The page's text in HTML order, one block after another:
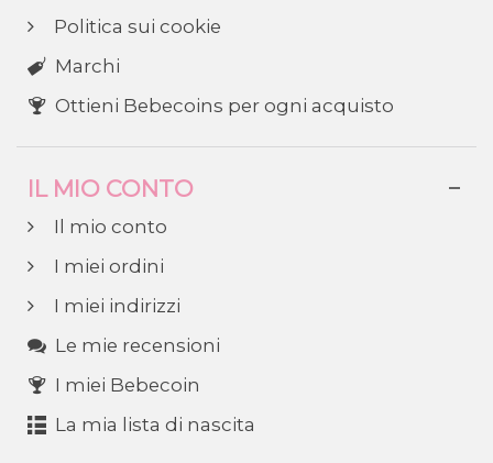
Politica sui cookie
Marchi
Ottieni Bebecoins per ogni acquisto
IL MIO CONTO
Il mio conto
I miei ordini
I miei indirizzi
Le mie recensioni
I miei Bebecoin
La mia lista di nascita